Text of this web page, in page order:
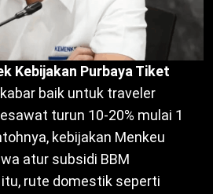
Kebijakan Purbaya Tiket
baik untuk traveler
turun 10-20% mulai 1
kebijakan Menkeu
atur subsidi BBM
rute domestik seperti